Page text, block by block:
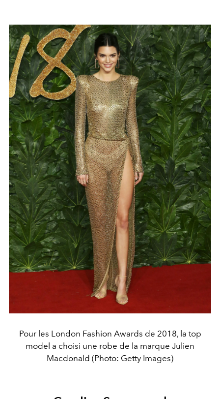
Pour les London Fashion Awards de 2018, la top
model a choisi une robe de la marque Julien
Macdonald (Photo: Getty Images)